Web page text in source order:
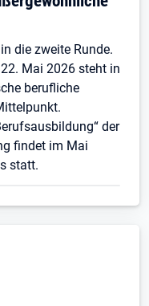
die zweite Runde.
Mai 2026 steht in
berufliche
der
findet im Mai
statt.